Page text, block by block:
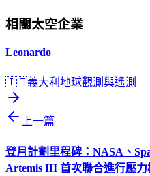
相關太空企業
Leonardo
🇮🇹義大利 地球觀測與遙測
上一篇
登月計劃里程碑：NASA、
Artemis III 首次聯合進行壓